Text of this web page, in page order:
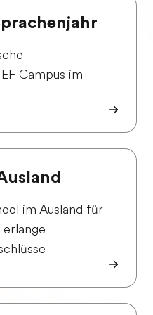
Campus im
im Ausland für
erlange